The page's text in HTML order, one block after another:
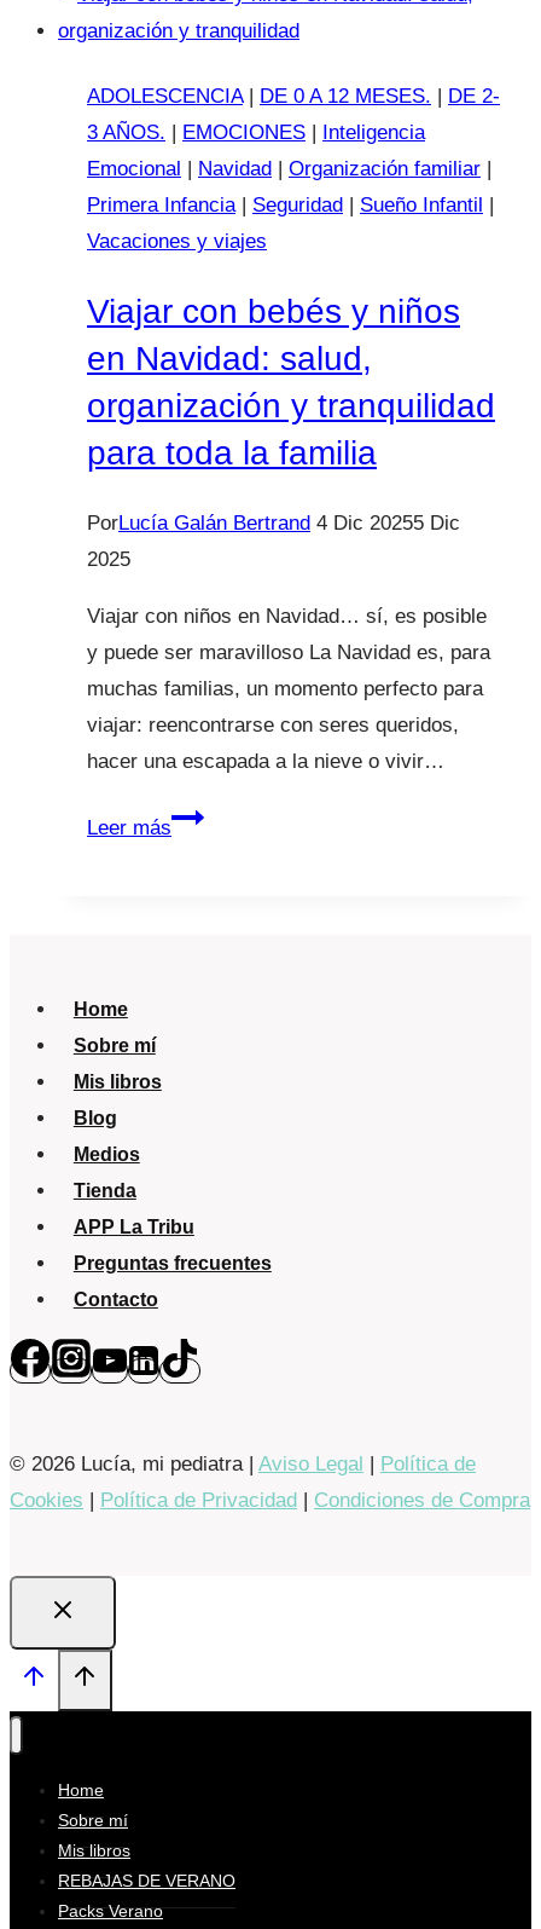
infantil
en
ADOLESCENCIA| DE 0 A 12 MESES.
DE 2-
3 AÑOS.
EMOCIONES
Inteligencia
Emocional
Navidad Organización familiar
Primera Infancia| Seguridad Sueño Infantil
Vacaciones y viajes
Viajar con bebés y niños
en Navidad: salud,
organización y tranquilidad
para toda la familia
PorLucía Galán Bertrand 4 Dic 20255 Dic
2025
Viajar con niños en Navidad… sí, es posible
y puede ser maravilloso La Navidad es, para
muchas familias, un momento perfecto para
viajar: reencontrarse con seres queridos,
hacer una escapada a la nieve o vivir…
Leer másViajar
para
toda
Home
Sobre mí
Mis libros
Blog
Medios
Tienda
APP La Tribu
Preguntas frecuentes
Contacto
© 2026 Lucía, mi pediatra | Aviso Legal | Política de
Cookies | Política de Privacidad | Condiciones de Compra
Home
Sobre mí
Mis libros
REBAJAS DE VERANO
Packs Verano